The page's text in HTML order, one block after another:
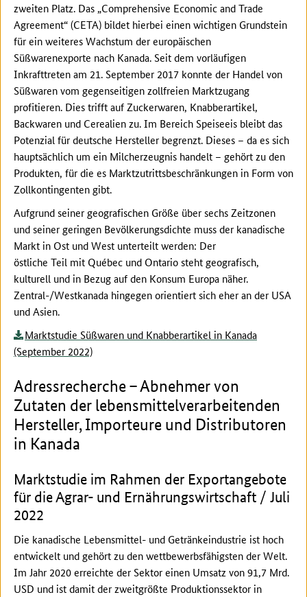
zweiten Platz. Das „Comprehensive Economic and Trade
Agreement“ (CETA) bildet hierbei einen wichtigen Grundstein
für ein weiteres Wachstum der europäischen
Süßwarenexporte nach Kanada. Seit dem vorläufigen
Inkrafttreten am 21. September 2017 konnte der Handel von
Süßwaren vom gegenseitigen zollfreien Marktzugang
profitieren. Dies trifft auf Zuckerwaren, Knabberartikel,
Backwaren und Cerealien zu. Im Bereich Speiseeis bleibt das
Potenzial für deutsche Hersteller begrenzt. Dieses – da es sich
hauptsächlich um ein Milcherzeugnis handelt – gehört zu den
Produkten, für die es Marktzutrittsbeschränkungen in Form von
Zollkontingenten gibt.
Aufgrund seiner geografischen Größe über sechs Zeitzonen
und seiner geringen Bevölkerungsdichte muss der kanadische
Markt in Ost und West unterteilt werden: Der
östliche Teil mit Québec und Ontario steht geografisch,
kulturell und in Bezug auf den Konsum Europa näher.
Zentral-/Westkanada hingegen orientiert sich eher an der USA
und Asien.
Marktstudie Süßwaren und Knabberartikel in Kanada
(September 2022)
Adressrecherche – Abnehmer von
Zutaten der lebensmittelverarbeitenden
Hersteller, Importeure und Distributoren
in Kanada
Marktstudie im Rahmen der Exportangebote
für die Agrar- und Ernährungswirtschaft / Juli
2022
Die kanadische Lebensmittel- und Getränkeindustrie ist hoch
entwickelt und gehört zu den wettbewerbsfähigsten der Welt.
Im Jahr 2020 erreichte der Sektor einen Umsatz von 91,7 Mrd.
USD und ist damit der zweitgrößte Produktionssektor in